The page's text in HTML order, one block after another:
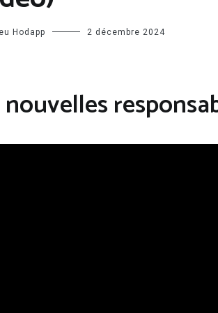
Hodapp 2 décembre 2024
nouvelles